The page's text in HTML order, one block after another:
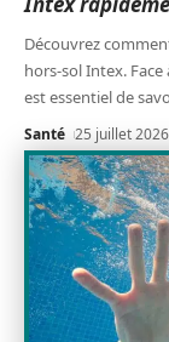
Découvrez
hors-sol Intex.
est essentiel de
Santé 25 juillet 2026